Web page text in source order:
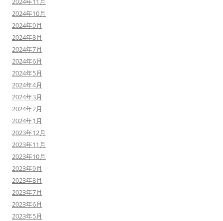
2024年10月
2024年9月
2024年8月
2024年7月
2024年6月
2024年5月
2024年4月
2024年3月
2024年2月
2024年1月
2023年12月
2023年11月
2023年10月
2023年9月
2023年8月
2023年7月
2023年6月
2023年5月